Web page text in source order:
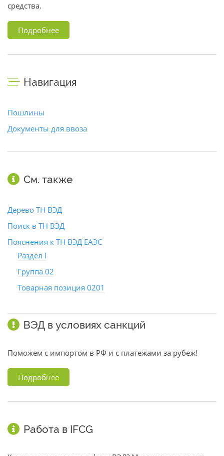
средства.
Подробнее
Навигация
Пошлины
Документы для ввоза
См. также
Дерево ТН ВЭД
Поиск в ТН ВЭД
Пояснения к ТН ВЭД ЕАЭС
Раздел I
Группа 02
Товарная позиция 0201
ВЭД в условиях санкций
Поможем с импортом в РФ и с платежами за рубеж!
Подробнее
Работа в IFCG